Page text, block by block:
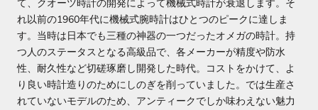
て、クオーツ時計の開発によって機械式時計が衰退します。そ
れ以前の1960年代に機械式腕時計はひとつのピークに達しま
す。当時は日本でも三種の神器の一つだったオメガの時計。持
つ人のステータスとなる高級品で、各メーカーが精度や防水
性、耐久性など切磋琢磨し開発した時代。コストをかけて、よ
り良い時計造りのためにしのぎを削っていました。では生産さ
れていないモデルのため、アンティークでしか味わえない魅力